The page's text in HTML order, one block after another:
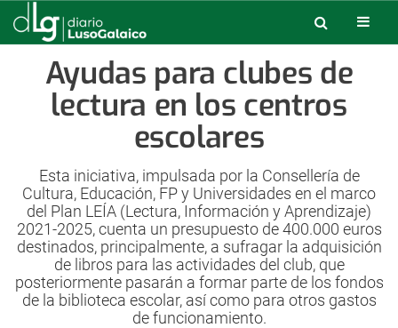
Ayudas para clubes de
lectura en los centros
escolares
Esta iniciativa, impulsada por la Consellería de
Cultura, Educación, FP y Universidades en el marco
del Plan LEÍA (Lectura, Información y Aprendizaje)
2021-2025, cuenta un presupuesto de 400.000 euros
destinados, principalmente, a sufragar la adquisición
de libros para las actividades del club, que
posteriormente pasarán a formar parte de los fondos
de la biblioteca escolar, así como para otros gastos
de funcionamiento.